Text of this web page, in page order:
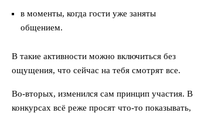
в моменты, когда гости уже заняты
общением.
В такие активности можно включиться без
ощущения, что сейчас на тебя смотрят все.
Во-вторых, изменился сам принцип участия. В
конкурсах всё реже просят что-то показывать,